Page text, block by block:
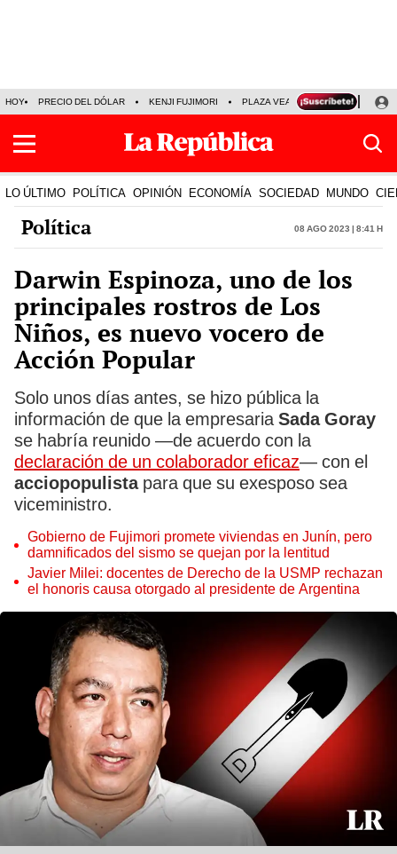
HOY PRECIO DEL DÓLAR KENJI FUJIMORI PLAZA VEA FERIADOS
LO ÚLTIMO POLÍTICA OPINIÓN ECONOMÍA SOCIEDAD MUNDO
Política 08 Ago 2023 | 8:41 h
Darwin Espinoza, uno de los
principales rostros de Los
Niños, es nuevo vocero de
Acción Popular
Solo unos días antes, se hizo pública la
información de que la empresaria Sada Goray
se habría reunido —de acuerdo con la
declaración de un colaborador eficaz— con el
acciopopulista para que su exesposo sea
viceministro.
Gobierno de Fujimori promete viviendas en Junín, pero
damnificados del sismo se quejan por la lentitud
Javier Milei: docentes de Derecho de la USMP rechazan
el honoris causa otorgado al presidente de Argentina